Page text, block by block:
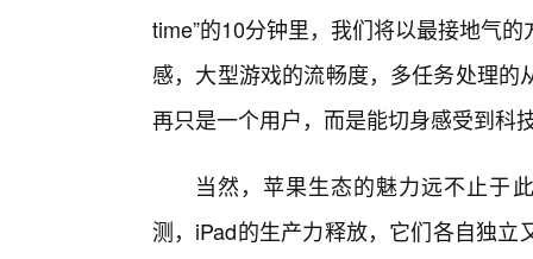
time”的10分钟里，我们将以最接地气
感，大型游戏的流畅度，多任务处理
再只是一个用户，而是能切身感受到科
当然，苹果生态的魅力远不止于
测，iPad的生产力释放，它们各自独